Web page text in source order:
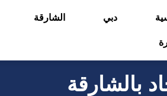
دبي الشارقة
بالشارقة